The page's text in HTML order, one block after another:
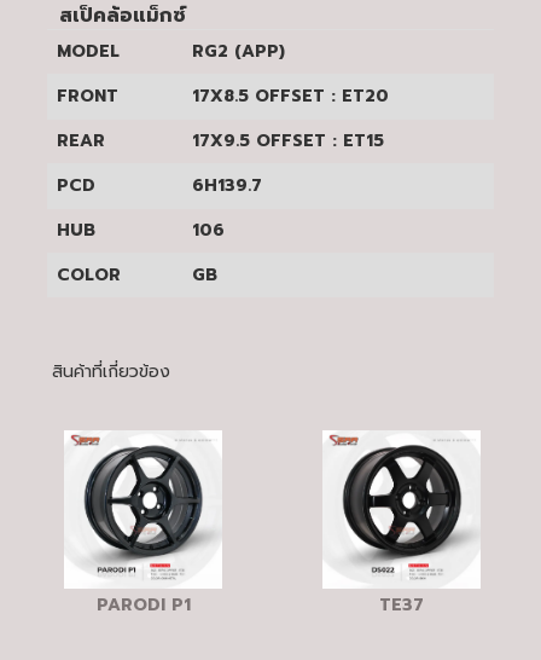
สเป็คล้อแม็กซ์
MODEL
RG2 (APP)
FRONT
17X8.5 OFFSET : ET20
REAR
17X9.5 OFFSET : ET15
PCD
6H139.7
HUB
106
COLOR
GB
สินค้าที่เกี่ยวข้อง
PARODI P1 TE37